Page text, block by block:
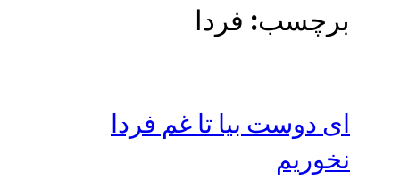
برچسب: فردا
ای دوست بیا تا غم فردا
نخوریم